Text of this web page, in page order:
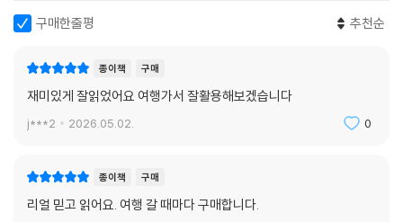
REAL GUIDE_실패하지 않는 숙소 예약 요령
INDEX
여행이란 그냥 가도 재미있지만 알고 가면 더 즐거운 시간이 될 터. 뉴질랜
랜드》를 펼쳐보자. 읽다 보면 자연스럽게 뉴질랜드에 대한 기초 지식이 생
길 것이다. 그리고 지구 반대편 뉴질랜드가 품고 있는 동식물과 음식, 아름
다운 자연과 역사, 예술과 문화, 그 땅의 사람들에 대한 정보를 하나하나 자
뉴질랜드 여행을 책임 질 모바일 지도
구매한줄평 추천순
종이책 구매
재미있게 잘읽었어요 여행가서 잘활용해보겠습니다
j***2 2026.05.02. 0
종이책 구매
리얼 믿고 읽어요. 여행 갈 때마다 구매합니다.